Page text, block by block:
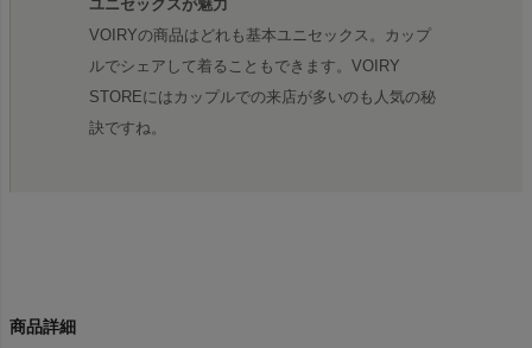
ユニセックスが魅力
VOIRYの商品はどれも基本ユニセックス。カップ
ルでシェアして着ることもできます。VOIRY
STOREにはカップルでの来店が多いのも人気の秘
訣ですね。
商品詳細